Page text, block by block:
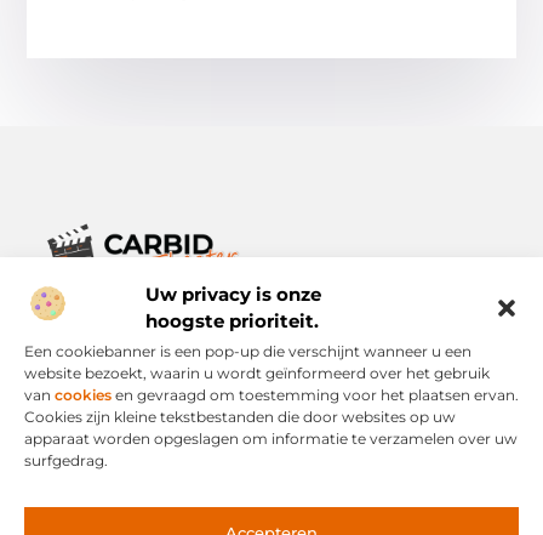
Uw privacy is onze
hoogste prioriteit.
Een cookiebanner is een pop-up die verschijnt wanneer u een
website bezoekt, waarin u wordt geïnformeerd over het gebruik
van cookies en gevraagd om toestemming voor het plaatsen ervan.
Cookies zijn kleine tekstbestanden die door websites op uw
apparaat worden opgeslagen om informatie te verzamelen over uw
surfgedrag.
Verhalen die het alledaagse leven verrijken.
Ontdek een breed scala aan blogs en artikelen die je inspireren,
informeren en verrijken – voor elke dag, voor iedereen.
Bericht categorie